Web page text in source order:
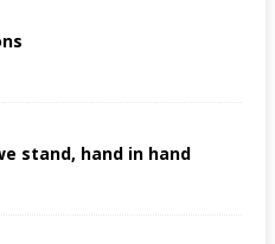
stand, hand in hand